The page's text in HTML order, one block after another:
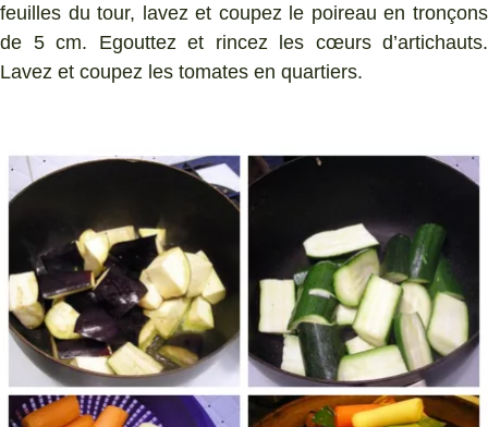
feuilles du tour, lavez et coupez le poireau en tronçons
de 5 cm. Egouttez et rincez les cœurs d’artichauts.
Lavez et coupez les tomates en quartiers.